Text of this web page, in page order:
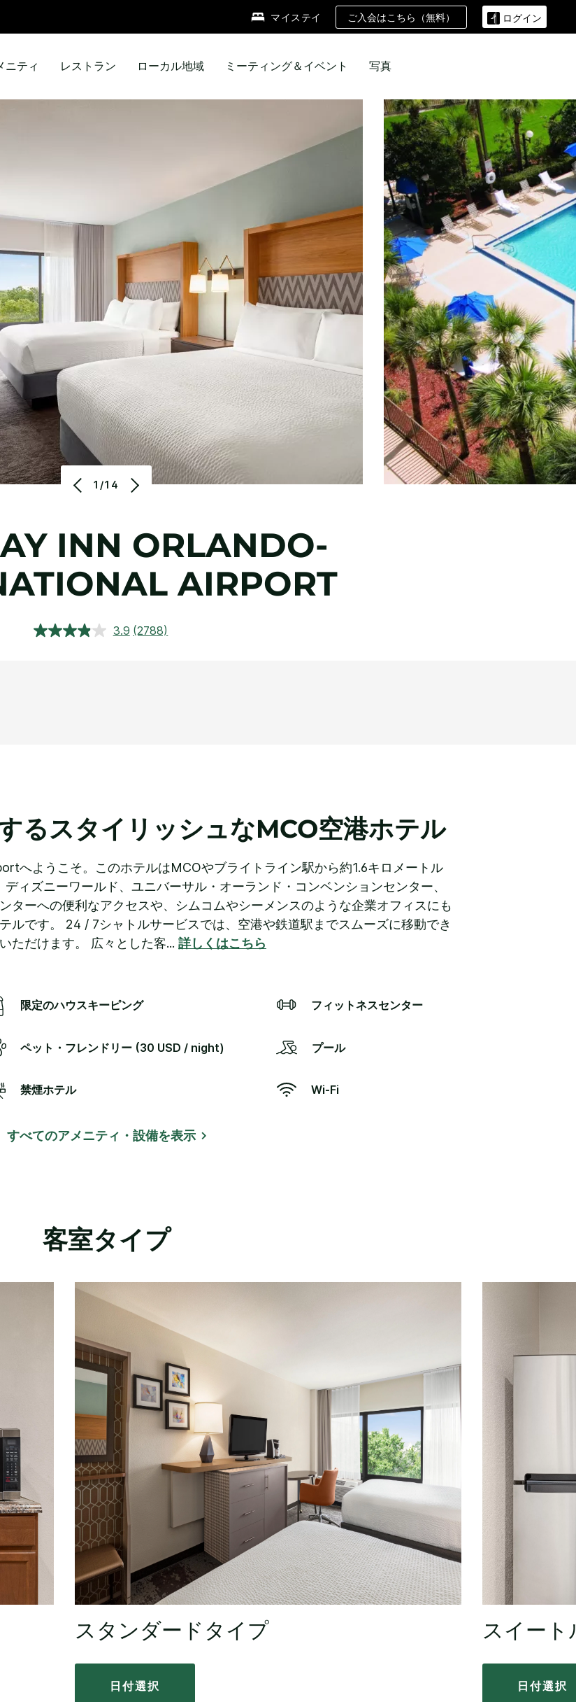
マイステイ ご入会はこちら（無料） ログイン
ニティ レストラン ローカル地域 ミーティング＆イベント 写真
1/14
INN ORLANDO-
AIRPORT
3.9 レ
(2788)
るスタイリッシュなMCO空港ホテル
へようこそ。このホテルはMCOやブライトライン駅から約1.6キロメートル
ィズニーワールド、ユニバーサル・オーランド・コンベンションセンター、
ターへの便利なアクセスや、シムコムやシーメンスのような企業オフィスにも
ルです。
24 / 7シャトルサービスでは、空港や鉄道駅までスムーズに移動でき
ただけます。 広々とした客... 詳しくはこちら
限定のハウスキーピング フィットネスセンター
ペット・フレンドリー (30 USD / night) プール
禁煙ホテル Wi-Fi
すべてのアメニティ・設備を表示
客室タイプ
スタンダードタイプ
日付選択
スイート
日付選択